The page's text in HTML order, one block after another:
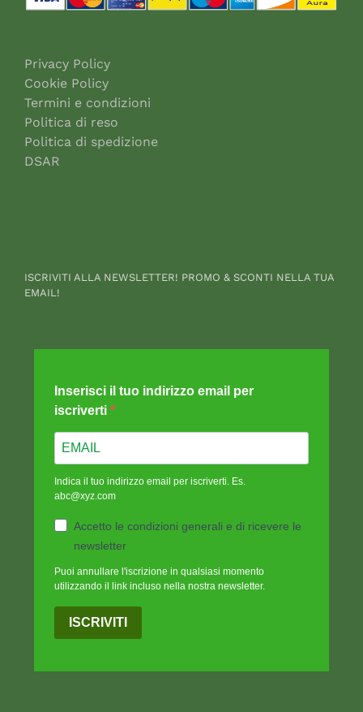
Privacy Policy
Cookie Policy
Termini e condizioni
Politica di reso
Politica di spedizione
DSAR
ISCRIVITI ALLA NEWSLETTER! PROMO & SCONTI NELLA TUA
EMAIL!
Inserisci il tuo indirizzo email per
iscriverti
Indica il tuo indirizzo email per iscriverti. Es.
abc@xyz.com
Accetto le condizioni generali e di ricevere le
newsletter
Puoi annullare l'iscrizione in qualsiasi momento
utilizzando il link incluso nella nostra newsletter.
ISCRIVITI